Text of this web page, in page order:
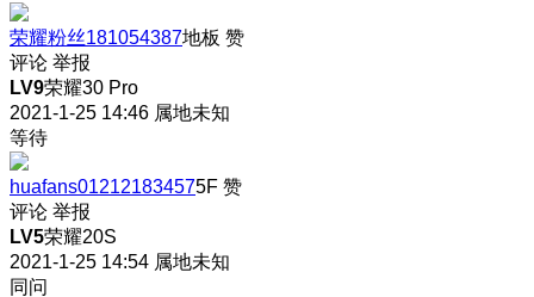
荣耀粉丝181054387地板 赞
评论 举报
LV9荣耀30 Pro
2021-1-25 14:46 属地未知
等待
huafans012121834575F 赞
评论 举报
LV5荣耀20S
2021-1-25 14:54 属地未知
同问